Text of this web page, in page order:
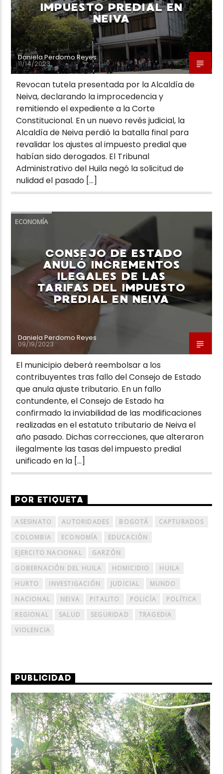
IMPUESTO PREDIAL EN
NEIVA
Daniela Perdomo Reyes
11/14/2023
Revocan tutela presentada por la Alcaldía de
Neiva, declarando la improcedencia y
remitiendo el expediente a la Corte
Constitucional. En un nuevo revés judicial, la
Alcaldía de Neiva perdió la batalla final para
revalidar los ajustes al impuesto predial que
habían sido derogados. El Tribunal
Administrativo del Huila negó la solicitud de
nulidad el pasado […]
ECONOMÍA
CONSEJO DE ESTADO
ANULÓ INCREMENTOS
ILEGALES DE LAS
TARIFAS DEL IMPUESTO
PREDIAL EN NEIVA
Daniela Perdomo Reyes
09/19/2023
El municipio deberá reembolsar a los
contribuyentes tras fallo del Consejo de Estado
que anula ajuste tributario. En un fallo
contundente, el Consejo de Estado ha
confirmado la inviabilidad de las modificaciones
realizadas en el estatuto tributario de Neiva el
año pasado. Dichas correcciones, que alteraron
ilegalmente las tasas del impuesto predial
unificado en la […]
POR ETIQUETA
ASESINATO AUTORIDADES BOGOTÁ
CAPTURADOS
COLOMBIA
ECONOMÍA
EDUCACIÓN
EJERCITO NACIONAL
GARZÓN
GOBERNACIÓN DEL HUILA
HOMICIDIO
HUILA
HURTO
INVESTIGACIÓN JUDICIAL
MUNDO
NACIONAL
NEIVA PITALITO POLICÍA
POLÍTICA
REGIONAL
SALUD SEGURIDAD
TRAGEDIA
VIOLENCIA
PUBLICIDAD